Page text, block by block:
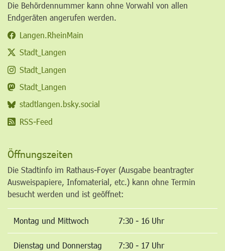
Die Behördennummer kann ohne Vorwahl von allen
Endgeräten angerufen werden.
Langen.RheinMain
Stadt_Langen
Stadt_Langen
Stadt_Langen
stadtlangen.bsky.social
RSS-Feed
Öffnungszeiten
Die Stadtinfo im Rathaus-Foyer (Ausgabe beantragter
Ausweispapiere, Infomaterial, etc.) kann ohne Termin
besucht werden und ist geöffnet:
Montag und Mittwoch 7:30 - 16 Uhr
Dienstag und Donnerstag 7:30 - 17 Uhr